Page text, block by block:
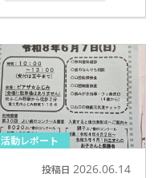
活動レポート
投稿日 2026.06.14